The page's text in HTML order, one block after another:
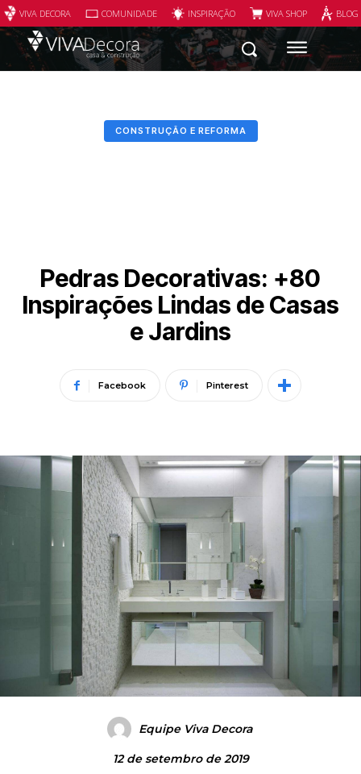
VIVA DECORA COMUNIDADE INSPIRAÇÃO VIVA SHOP
CONSTRUÇÃO E REFORMA
Pedras Decorativas: +80
Inspirações Lindas de Casas
e Jardins
Facebook Pinterest
Equipe Viva Decora
12 de setembro de 2019